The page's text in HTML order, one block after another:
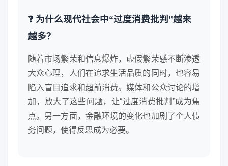
❓ 为什么现代社会中“过度消费批判”越来
越多？
随着市场繁荣和信息爆炸，虚假繁荣感不断渗透
大众心理，人们在追求生活品质的同时，也容易
陷入盲目追求和超前消费。媒体和公众讨论的增
加，放大了这些问题，让“过度消费批判”成为焦
点。另一方面，金融环境的变化也加剧了个人债
务问题，使得反思成为必要。